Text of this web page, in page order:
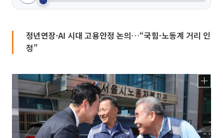
정년연장·AI 시대 고용안정 논의…“국힘-노동계 거리 인
정”